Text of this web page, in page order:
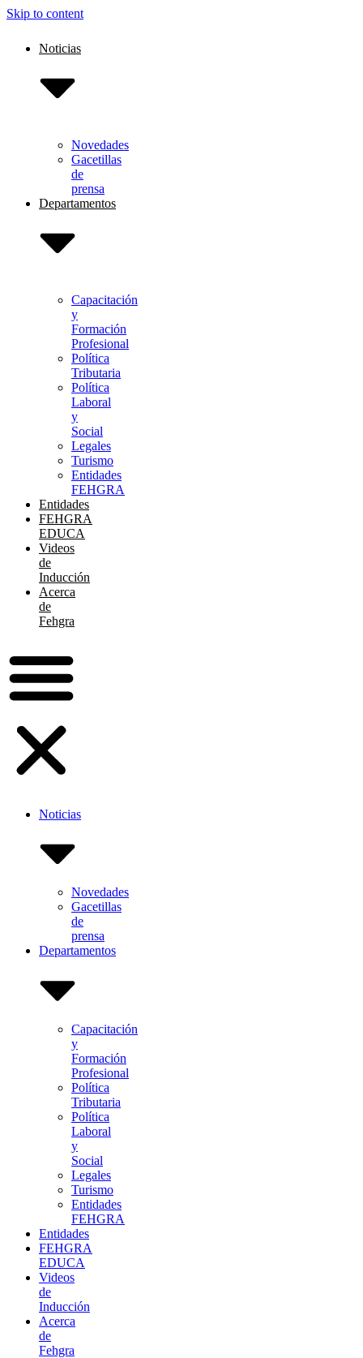
Skip to content
Noticias
Novedades
Gacetillas
de
prensa
Departamentos
Capacitación
y
Formación
Profesional
Política
Tributaria
Política
Laboral
y
Social
Legales
Turismo
Entidades
FEHGRA
Entidades
FEHGRA
EDUCA
Videos
de
Inducción
Acerca
de
Fehgra
Noticias
Novedades
Gacetillas
de
prensa
Departamentos
Capacitación
y
Formación
Profesional
Política
Tributaria
Política
Laboral
y
Social
Legales
Turismo
Entidades
FEHGRA
Entidades
FEHGRA
EDUCA
Videos
de
Inducción
Acerca
de
Fehgra